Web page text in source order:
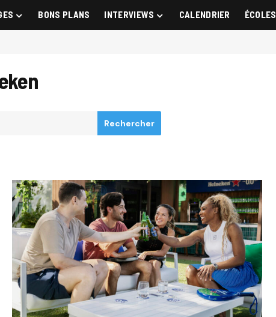
BONS PLANS INTERVIEWS CALENDRIER ÉCOLES
Rechercher